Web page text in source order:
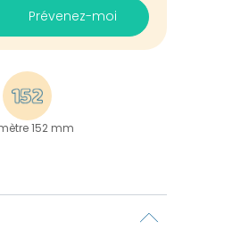
Prévenez-moi
152 mm